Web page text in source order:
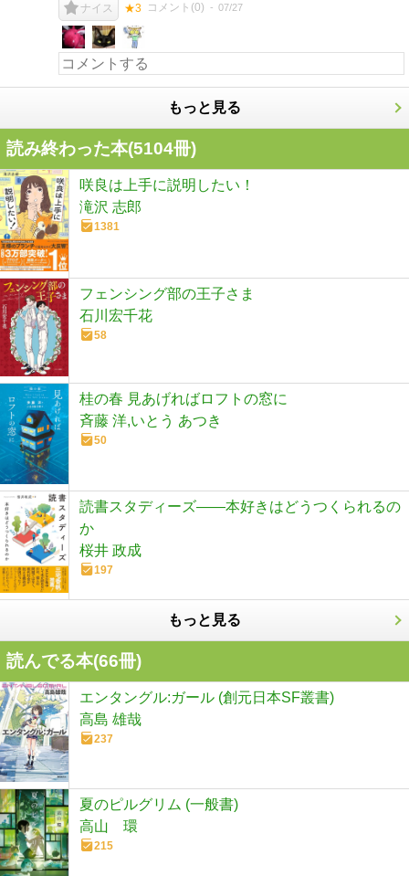
ナイス ★3 コメント(0) 07/27
もっと見る
読み終わった本(5104冊)
咲良は上手に説明したい！
滝沢 志郎
1381
フェンシング部の王子さま
石川宏千花
58
桂の春 見あげればロフトの窓に
斉藤 洋,いとう あつき
50
読書スタディーズ――本好きはどうつくられるの
か
桜井 政成
197
もっと見る
読んでる本(66冊)
エンタングル:ガール (創元日本SF叢書)
高島 雄哉
237
夏のピルグリム (一般書)
高山 環
215